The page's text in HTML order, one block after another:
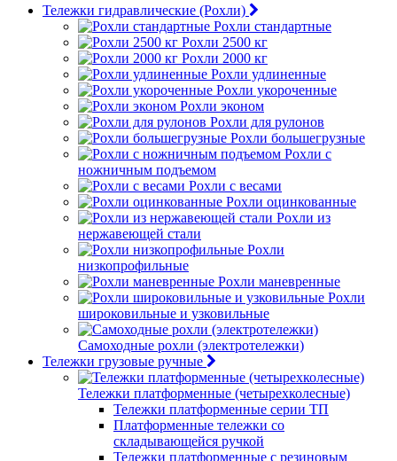
Тележки гидравлические (Рохли)
Рохли стандартные
Рохли 2500 кг
Рохли 2000 кг
Рохли удлиненные
Рохли укороченные
Рохли эконом
Рохли для рулонов
Рохли большегрузные
Рохли с
ножничным подъемом
Рохли с весами
Рохли оцинкованные
Рохли из
нержавеющей стали
Рохли
низкопрофильные
Рохли маневренные
Рохли
широковильные и узковильные
Самоходные рохли (электротележки)
Тележки грузовые ручные
Тележки платформенные (четырехколесные)
Тележки платформенные серии ТП
Платформенные тележки со
складывающейся ручкой
Тележки платформенные с резиновым